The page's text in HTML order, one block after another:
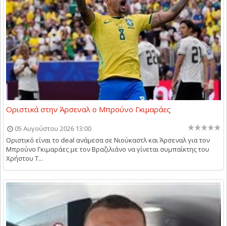
Οριστικά στην Άρσεναλ ο Μπρούνο Γκιμαράες
05 Αυγούστου 2026 13:00
Οριστικό είναι το deal ανάμεσα σε Νιούκαστλ και Άρσεναλ για τον
Μπρούνο Γκιμαράες με τον Βραζιλιάνο να γίνεται συμπαίκτης του
Χρήστου Τ...